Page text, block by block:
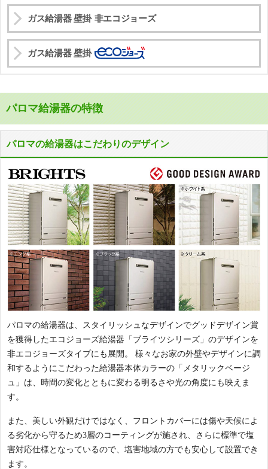
工事費込み価格
95,190円(税込)
商品詳細
はこちら
ガス給湯器 壁掛 非エコジョーズ
ガス給湯器 壁掛
据置設置 ふろ給湯器リモコンセット
本体71% OFF
ふろ給湯器
非エコジョーズ
24号
オートタイプ
FH-2423SAR
工事費込み価格
194,436円(税込)
商品詳細
はこちら
据置設置 ふろ給湯器リモコンセット
ふろ給湯器
24号
オートタイプ
パロマPSタイプ給湯器のおすすめ商品
ふろ給湯器
給湯 シャワー 追い焚き
PS設置 ふろ給湯器リモコンセット
本体82%OFF
ふろ給湯器
非エコジョーズ
24号
FH-2423SAW-1
工事費込み価格
136,850円(税込)
商品詳細
はこちら
PS設置 ふろ給湯器リモコンセット
ふろ給湯器
パロマ給湯器の特徴
パロマの給湯器はこだわりのデザイン
パロマの給湯器は、スタイリッシュなデザインでグッドデザイン賞
を獲得したエコジョーズ給湯器「ブライツシリーズ」のデザインを
非エコジョーズタイプにも展開。 様々なお家の外壁やデザインに調
和するようにこだわった給湯器本体カラーの「メタリックベージ
ュ」は、時間の変化とともに変わる明るさや光の角度にも映えま
す。
また、美しい外観だけではなく、フロントカバーには傷や天候によ
る劣化から守るため3層のコーティングが施され、さらに標準で塩
害対応仕様となっているので、塩害地域の方でも安心して設置でき
ます。